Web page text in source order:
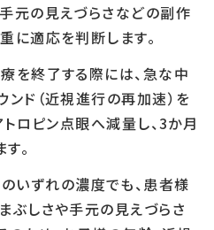
元の見えづらさなどの副作
に適応を判断します。
を終了する際には、急な中
ンド（近視進行の再加速）を
ロピン点眼へ減量し、3か月
。
いずれの濃度でも、患者様
ぶしさや手元の見えづらさ